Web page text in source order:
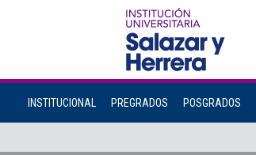
INSTITUCIONAL PREGRADOS POSGRADOS